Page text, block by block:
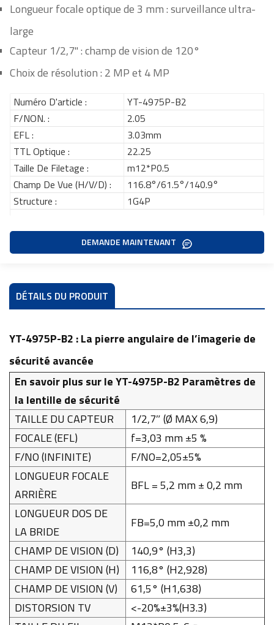
Longueur focale optique de 3 mm : surveillance ultra-
large
Capteur 1/2,7'' : champ de vision de 120°
Choix de résolution : 2 MP et 4 MP
Numéro D'article :
YT-4975P-B2
F/NON. :
2.05
EFL :
3.03mm
TTL Optique :
22.25
Taille De Filetage :
m12*P0.5
Champ De Vue (H/V/D) :
116.8°/61.5°/140.9°
Structure :
1G4P
DEMANDE MAINTENANT
DÉTAILS DU PRODUIT
YT-4975P-B2 : La pierre angulaire de l’imagerie de
sécurité avancée
En savoir plus sur le YT-4975P-B2 Paramètres de
la lentille de sécurité
TAILLE DU CAPTEUR
1/2,7″ (Ø MAX 6,9)
FOCALE (EFL)
f=3,03 mm ±5 %
F/NO (INFINITE)
F/NO=2,05±5%
LONGUEUR FOCALE
ARRIÈRE
BFL = 5,2 mm ± 0,2 mm
LONGUEUR DOS DE
LA BRIDE
FB=5,0 mm ±0,2 mm
CHAMP DE VISION (D)
140,9° (H3,3)
CHAMP DE VISION (H)
116,8° (H2,928)
CHAMP DE VISION (V)
61,5° (H1,638)
DISTORSION TV
<-20%±3%(H3.3)